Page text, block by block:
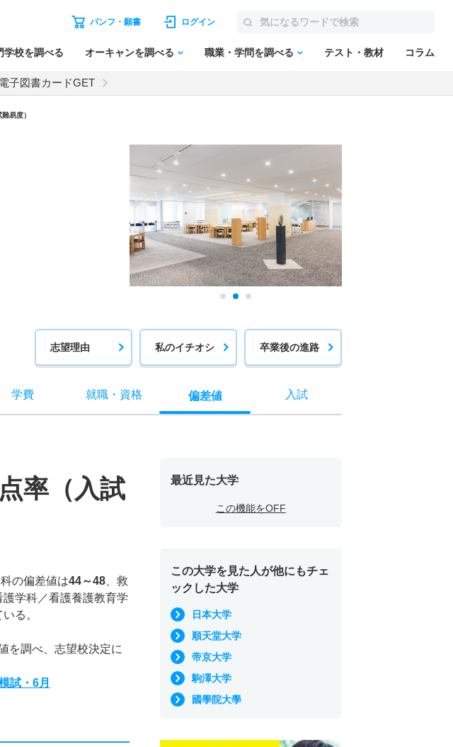
パンフ・願書 ログイン
学校を調べる オーキャンを調べる 職業・学問を調べる テスト・教材 コラム
子図書カードGET
易度）
志望理由 私のイチオシ 卒業後の進路
学費 就職・ 資格 偏差値 入試
率（入試
科の偏差値は44～48 、救
護学科／看護養護教育学
る。
を調べ、志望校決定に
試・6月
最近見た大学
この機能をOFF
この大学を見た人が他にもチェ
ックした大学
日本大学
順天堂大学
帝京大学
駒澤大学
國學院大學